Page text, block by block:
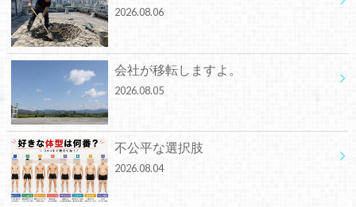
2026.08.06
会社が移転しますよ。
2026.08.05
不公平な選択肢
2026.08.04